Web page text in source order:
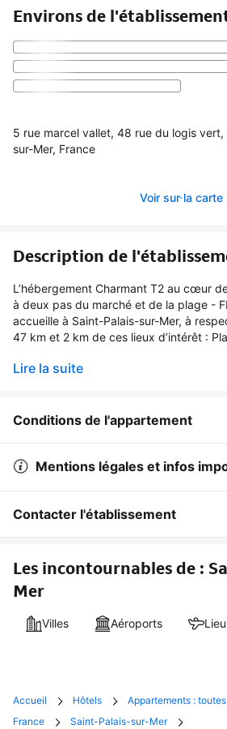
Environs de
5 rue marcel vallet, 48 rue du logis vert,
sur-Mer, France
Voir sur la carte
Description de
L’hébergement Charmant T2 au cœur
à deux pas du marché et de la plage -
accueille à Saint-Palais-sur-Mer, à
47 km et 2 km de ces lieux d’intérêt :
Lire la suite
Conditions de l'appartement
Mentions légales et infos
Contacter l'établissement
Les incontournables de :
Mer
Villes Aéroports
Accueil Hôtels
Appartements :
France
Saint-Palais-sur-Mer